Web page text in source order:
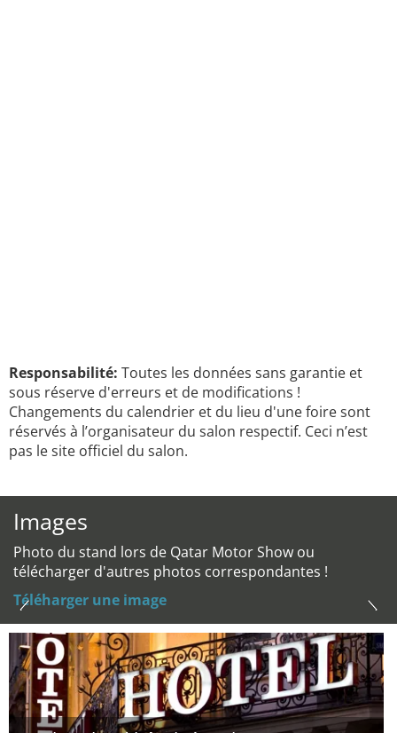
Responsabilité: Toutes les données sans garantie et
sous réserve d'erreurs et de modifications !
Changements du calendrier et du lieu d'une foire sont
réservés à l’organisateur du salon respectif. Ceci n’est
pas le site officiel du salon.
Images
Photo du stand lors de Qatar Motor Show ou
télécharger d'autres photos correspondantes !
Téléharger une image